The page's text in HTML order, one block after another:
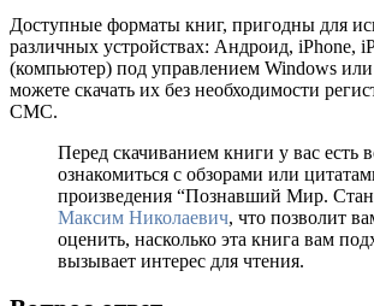
Доступные форматы книг, пригодны для
различных устройствах: Андроид, iPhone,
(компьютер) под управлением Windows
можете скачать их без необходимости
СМС.
Перед скачиванием книги у вас есть
ознакомиться с обзорами или
произведения “Познавший Мир.
Максим Николаевич, что позволит
оценить, насколько эта книга вам
вызывает интерес для чтения.